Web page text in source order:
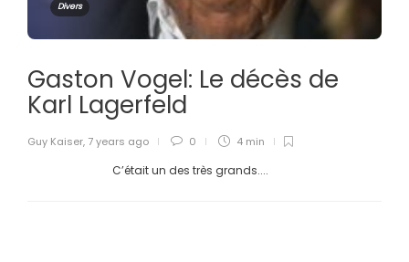
Divers
Gaston Vogel: Le décès de
Karl Lagerfeld
Guy Kaiser, 7 years ago 0 4 min
C’était un des très grands....